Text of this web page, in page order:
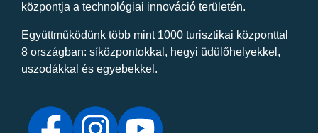
központja a technológiai innováció területén.
Együttműködünk több mint 1000 turisztikai központtal
8 országban: síközpontokkal, hegyi üdülőhelyekkel,
uszodákkal és egyebekkel.